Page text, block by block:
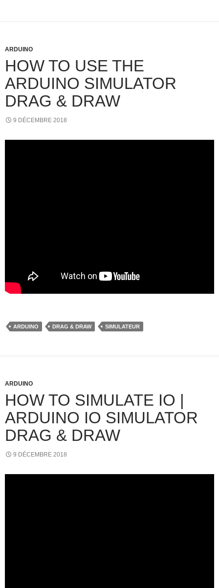
ARDUINO
HOW TO USE THE
ARDUINO SIMULATOR
DRAG & DRAW
9 DÉCEMBRE 2018
ARDUINO DRAG & DRAW SIMULATEUR
ARDUINO
HOW TO SIMULATE IO |
ARDUINO IO SIMULATOR
DRAG & DRAW
9 DÉCEMBRE 2018